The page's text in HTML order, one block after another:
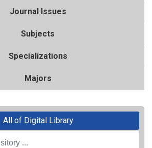
Journal Issues
Subjects
Specializations
Majors
All of Digital Library